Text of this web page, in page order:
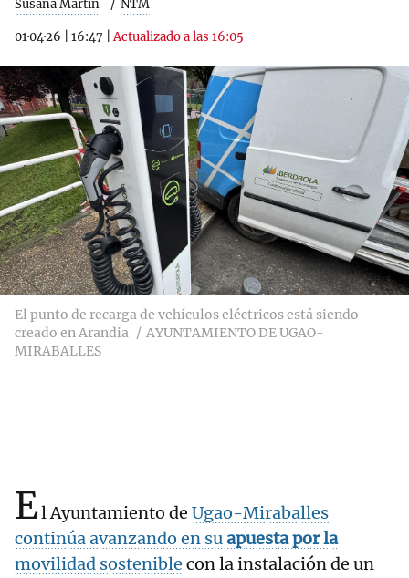
Susana Martín NTM
01·04·26 16:47 |Actualizado a las 16:05
El punto de recarga de vehículos eléctricos está siendo
creado en Arandia
AYUNTAMIENTO DE UGAO-
MIRABALLES
El Ayuntamiento de Ugao-Miraballes
continúa avanzando en suapuesta por la
movilidad sostenible con la instalación de un